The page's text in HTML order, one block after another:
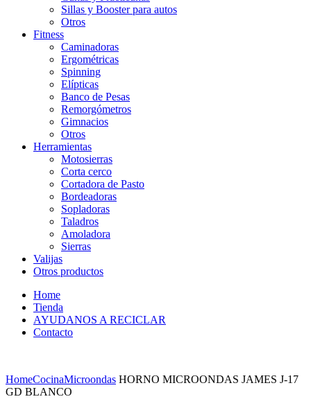
Sillas y Booster para autos
Otros
Fitness
Caminadoras
Ergométricas
Spinning
Elípticas
Banco de Pesas
Remorgómetros
Gimnacios
Otros
Herramientas
Motosierras
Corta cerco
Cortadora de Pasto
Bordeadoras
Sopladoras
Taladros
Amoladora
Sierras
Valijas
Otros productos
Home
Tienda
AYUDANOS A RECICLAR
Contacto
HomeCocinaMicroondas HORNO MICROONDAS JAMES J-17
GD BLANCO